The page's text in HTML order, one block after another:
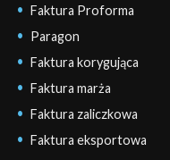
Faktura Proforma
Paragon
Faktura korygująca
Faktura marża
Faktura zaliczkowa
Faktura eksportowa